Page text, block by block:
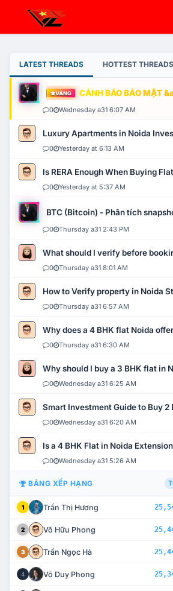
LATEST THREADS HOTTEST THREADS
VÀNG CẢNH BÁO BẢO MẬT
0 Wednesday a31 6:07 AM
Luxury Apartments in Noida
0 Yesterday at 6:13 AM
Is RERA Enough When Buying
0 Yesterday at 5:37 AM
BTC (Bitcoin) - Phân tích
0 Thursday a31 2:43 PM
What should I verify before
0 Thursday a31 8:01 AM
How to Verify property in Noida
0 Thursday a31 6:57 AM
Why does a 4 BHK flat Noida
0 Thursday a31 6:30 AM
Why should I buy a 3 BHK flat in
0 Wednesday a31 6:25 AM
Smart Investment Guide to Buy 2
0 Wednesday a31 6:20 AM
Is a 4 BHK Flat in Noida
0 Wednesday a31 5:26 AM
BẢNG XẾP HẠNG
1 Trần Thị Hương
2 Võ Hữu Phong
3 Trần Ngọc Hà
4 Võ Duy Phong